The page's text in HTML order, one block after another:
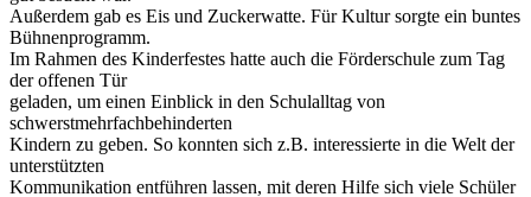
Außerdem gab es Eis und Zuckerwatte. Für Kultur sorgte ein buntes
Bühnenprogramm.
Im Rahmen des Kinderfestes hatte auch die Förderschule zum Tag
der offenen Tür
geladen, um einen Einblick in den Schulalltag von
schwerstmehrfachbehinderten
Kindern zu geben. So konnten sich z.B. interessierte in die Welt der
unterstützten
Kommunikation entführen lassen, mit deren Hilfe sich viele Schüler